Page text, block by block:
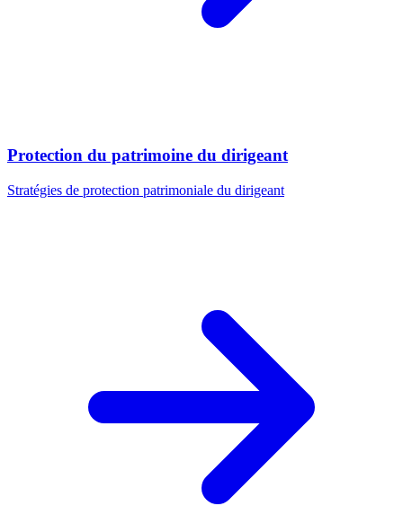
Protection du patrimoine du dirigeant
Stratégies de protection patrimoniale du dirigeant